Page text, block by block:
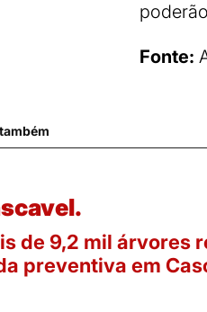
Fonte:
de 9,2 mil árvores
preventiva em